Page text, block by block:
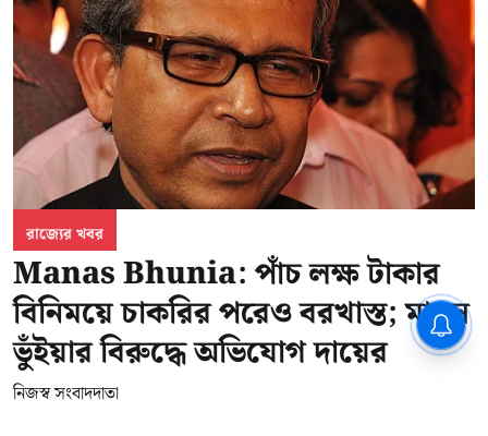
রাজ্যের খবর
Manas Bhunia: পাঁচ লক্ষ টাকার
বিনিময়ে চাকরির পরেও বরখাস্ত; মানস
ভুঁইয়ার বিরুদ্ধে অভিযোগ দায়ের
নিজস্ব সংবাদদাতা
CPIM: ৬০ লক্ষ নাম বিবেচনাধীন রেখে
ভোট ঘোষণার প্রতিবাদ - আদালতের
দ্বারস্থ হবে সিপিআইএম